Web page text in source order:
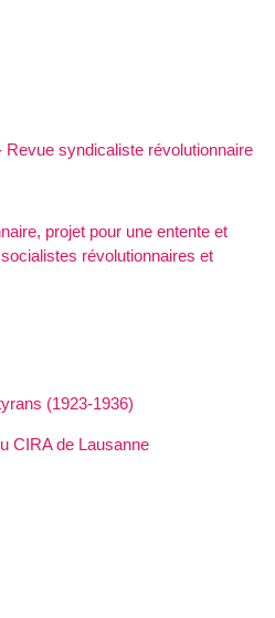
Revue syndicaliste révolutionnaire
projet pour une entente et
révolutionnaires et
(1923-1936)
CIRA de Lausanne